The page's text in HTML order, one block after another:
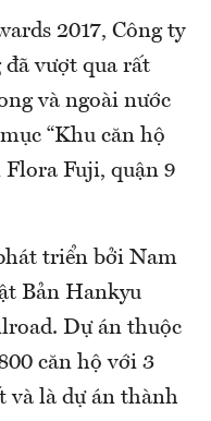
2017, Công ty
vượt qua rất
và ngoài nước
“Khu căn hộ
Flora Fuji, quận 9
triển bởi Nam
Bản Hankyu
Dự án thuộc
căn hộ với 3
và là dự án thành